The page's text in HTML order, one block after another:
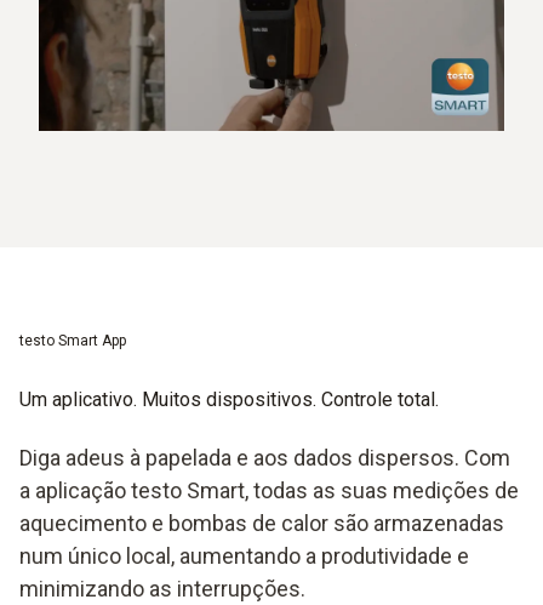
testo Smart App
Um aplicativo. Muitos dispositivos. Controle total.
Diga adeus à papelada e aos dados dispersos. Com
a aplicação testo Smart, todas as suas medições de
aquecimento e bombas de calor são armazenadas
num único local, aumentando a produtividade e
minimizando as interrupções.